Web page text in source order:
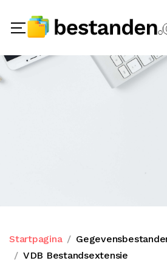
Startpagina
VDB Bestandsextensie